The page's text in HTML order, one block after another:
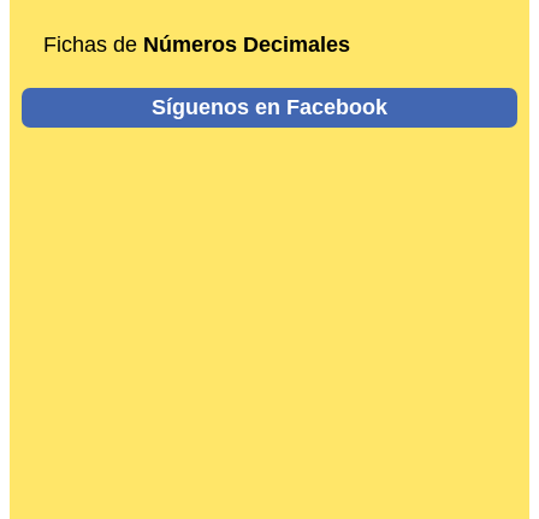
Fichas de Números Decimales
Síguenos en Facebook